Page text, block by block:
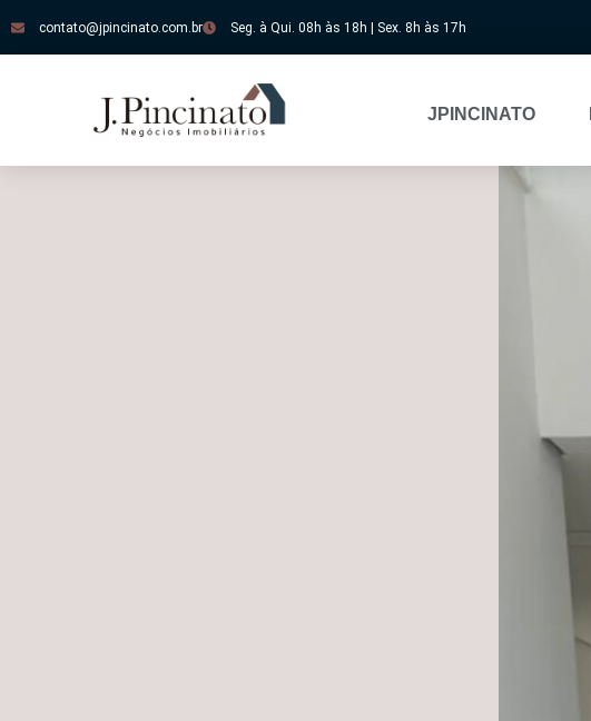
contato@jpincinato.com.br Seg. à Qui. 08h às 18h | Sex. 8h às 17h
JPINCINATO